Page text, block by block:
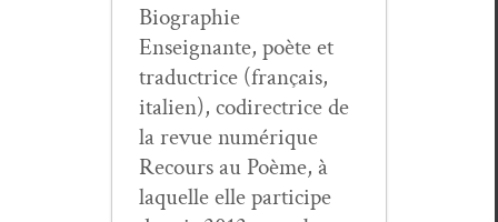
Biogra­phie
Enseignante, poète et
tra­duc­trice (français,
ital­ien), codi­rec­trice de
la revue numérique
Recours au Poème, à
laque­lle elle par­ticipe